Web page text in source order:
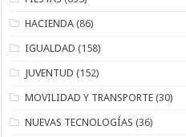
HACIENDA (86)
IGUALDAD (158)
JUVENTUD (152)
MOVILIDAD Y TRANSPORTE (30)
NUEVAS TECNOLOGÍAS (36)